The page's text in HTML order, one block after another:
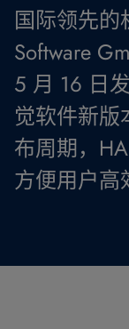
国际领先的
Software
5 月 16 日
觉软件新
布周期，
方便用户高